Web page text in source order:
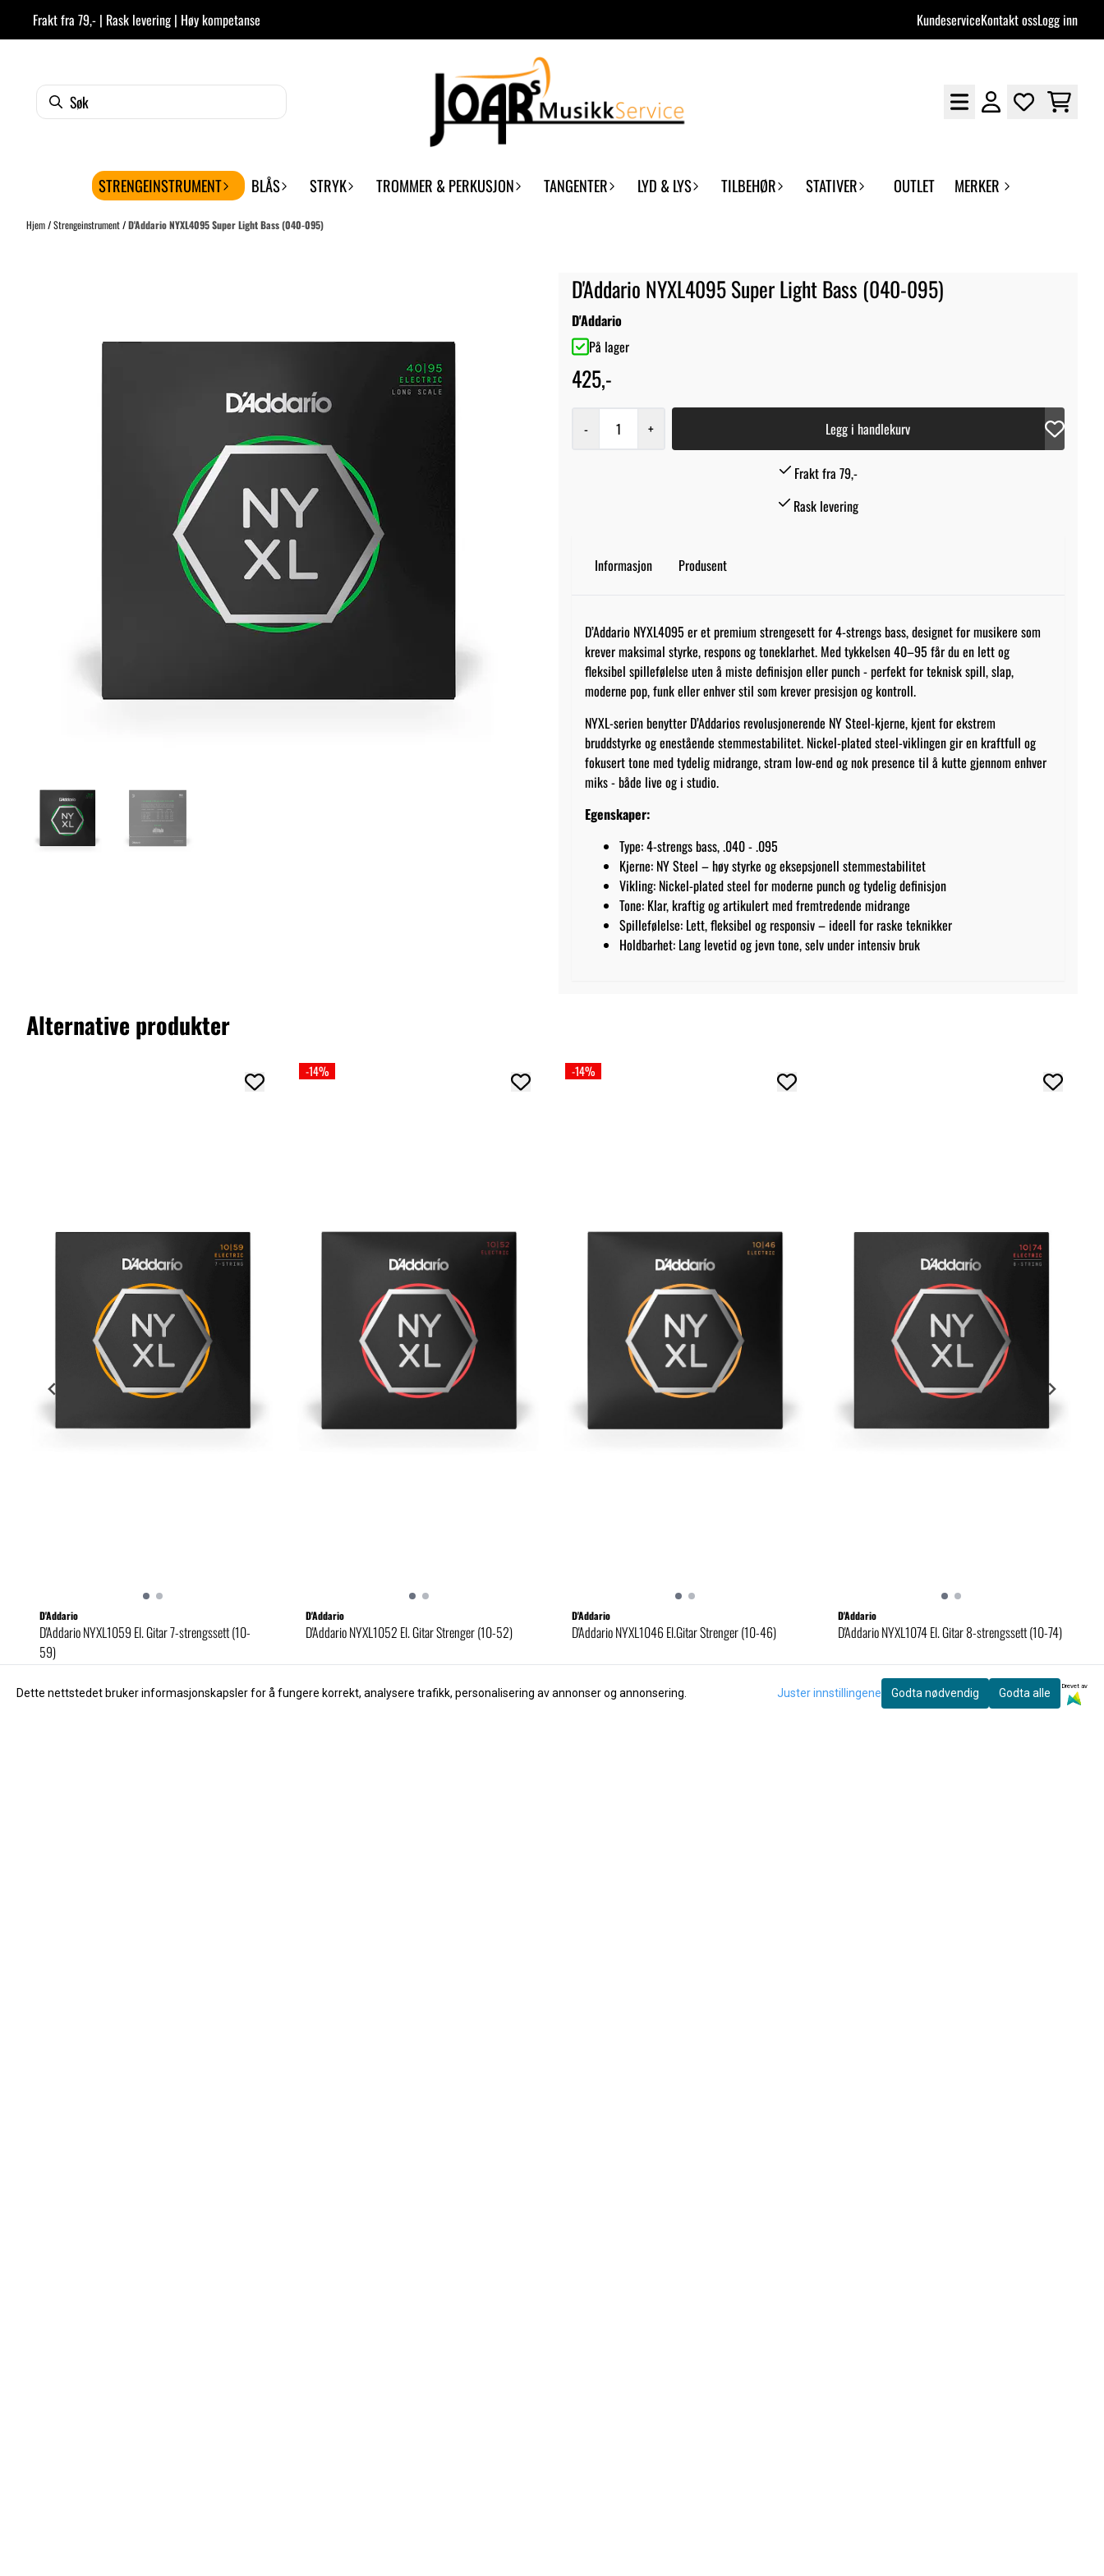
Hopp til innhold
Frakt fra 79,- | Rask levering | Høy kompetanse KundeserviceKontakt ossLogg inn
STRENGEINSTRUMENT BLÅS STRYK TROMMER & PERKUSJON TANGENTER LYD & LYS TILBEHØR STATIVER OUTLET MERKER
Hjem/Strengeinstrument/D'Addario NYXL4095 Super Light Bass (040-095)
D'Addario NYXL4095 Super Light Bass (040-095)
D'Addario
På lager
425,-
- + Legg i handlekurv
Frakt fra 79,-
Rask levering
Informasjon Produsent
D’Addario NYXL4095 er et premium strengesett for 4-strengs bass, designet for musikere som
krever maksimal styrke, respons og toneklarhet. Med tykkelsen 40–95 får du en lett og
fleksibel spillefølelse uten å miste definisjon eller punch - perfekt for teknisk spill, slap,
moderne pop, funk eller enhver stil som krever presisjon og kontroll.
NYXL-serien benytter D’Addarios revolusjonerende NY Steel-kjerne, kjent for ekstrem
bruddstyrke og enestående stemmestabilitet. Nickel-plated steel-viklingen gir en kraftfull og
fokusert tone med tydelig midrange, stram low-end og nok presence til å kutte gjennom enhver
miks - både live og i studio.
Egenskaper:
Type: 4-strengs bass, .040 - .095
Kjerne: NY Steel – høy styrke og eksepsjonell stemmestabilitet
Vikling: Nickel-plated steel for moderne punch og tydelig definisjon
Tone: Klar, kraftig og artikulert med fremtredende midrange
Spillefølelse: Lett, fleksibel og responsiv – ideell for raske teknikker
Holdbarhet: Lang levetid og jevn tone, selv under intensiv bruk
Alternative produkter
D'Addario
D'Addario NYXL1059 El. Gitar 7-strengssett (10-
59)
225,-
Kjøp
-14%
D'Addario
D'Addario NYXL1052 El. Gitar Strenger (10-52)
159,-
Kjøp
-14%
D'Addario
D'Addario NYXL1046 El.Gitar Strenger (10-46)
159,-
Kjøp
D'Addario
D'Addario NYXL1074 El. Gitar 8-strengssett (10-74)
195,-
Kjøp
Dette nettstedet bruker informasjonskapsler for å fungere korrekt, analysere trafikk, personalisering av annonser og annonsering. Juster innstillingene Godta nødvendig Godta alle
Drevet av